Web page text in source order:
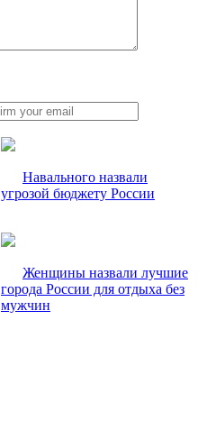
Навального назвали
угрозой бюджету России
Женщины назвали лучшие
города России для отдыха без
мужчин